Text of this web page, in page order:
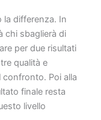
la differenza. In
chi sbaglierà di
per due risultati
qualità e
Poi alla
finale resta
livello